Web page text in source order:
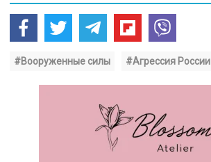
#Вооруженные силы #Агрессия России